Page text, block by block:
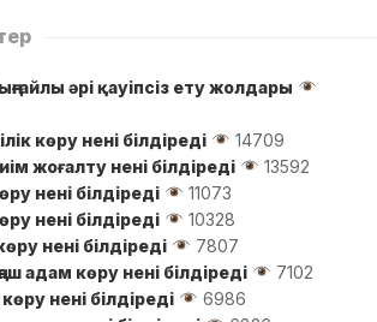
әрі қауіпсіз ету жолдары
көру нені білдіреді
14709
жоғалту нені білдіреді
13592
нені білдіреді
11073
нені білдіреді
10328
нені білдіреді
7807
адам көру нені білдіреді
7102
нені білдіреді
6986